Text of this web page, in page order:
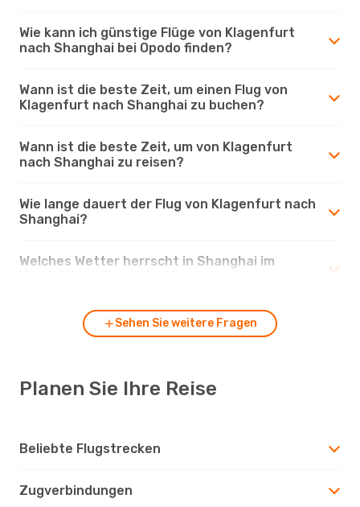
Wie kann ich günstige Flüge von Klagenfurt
nach Shanghai bei Opodo finden?
Wann ist die beste Zeit, um einen Flug von
Klagenfurt nach Shanghai zu buchen?
Wann ist die beste Zeit, um von Klagenfurt
nach Shanghai zu reisen?
Wie lange dauert der Flug von Klagenfurt nach
Shanghai?
Welches Wetter herrscht in Shanghai im
Sehen Sie weitere Fragen
Planen Sie Ihre Reise
Beliebte Flugstrecken
Zugverbindungen